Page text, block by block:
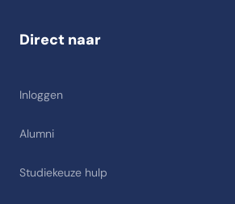
Direct naar
Inloggen
Alumni
Studiekeuze hulp